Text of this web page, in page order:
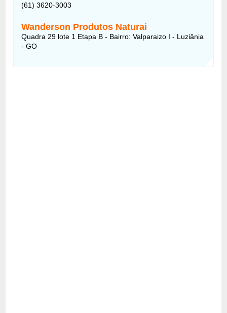
(61) 3620-3003
Wanderson Produtos Naturai
Quadra 29 lote 1 Etapa B - Bairro: Valparaizo I - Luziânia
- GO